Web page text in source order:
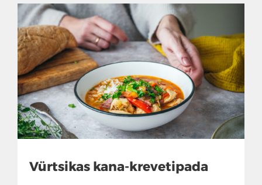
Vürtsikas kana-krevetipada